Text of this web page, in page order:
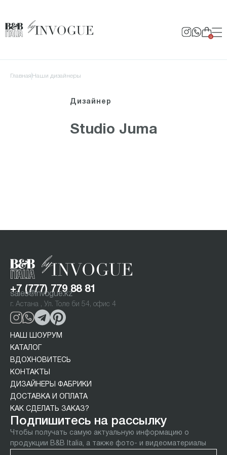
0
Главная Наши дизайнеры
Дизайнер
Studio Juma
+7 (777) 779 88 81
sales@invogue.kz
г. Астана , Ул. Толе би 54, офис 4
НАШ ШОУРУМ
КАТАЛОГ
ВДОХНОВИТЕСЬ
КОНТАКТЫ
ДИЗАЙНЕРЫ ФАБРИКИ
ДОСТАВКА И ОПЛАТА
КАК СДЕЛАТЬ ЗАКАЗ?
Подпишитесь на рассылку
Чтобы получать самую актуальную информацию о
продукции B&B Italia, а также фото- и видеоматериалы